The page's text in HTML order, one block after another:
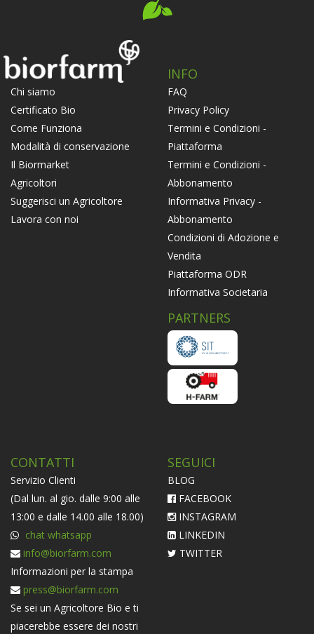
Chi siamo
Certificato Bio
Come Funziona
Modalità di conservazione
Il Biormarket
Agricoltori
Suggerisci un Agricoltore
Lavora con noi
INFO
FAQ
Privacy Policy
Termini e Condizioni -
Piattaforma
Termini e Condizioni -
Abbonamento
Informativa Privacy -
Abbonamento
Condizioni di Adozione e
Vendita
Piattaforma ODR
Informativa Societaria
PARTNERS
CONTATTI
Servizio Clienti
(Dal lun. al gio. dalle 9:00 alle
13:00 e dalle 14.00 alle 18.00)
chat whatsapp
info@biorfarm.com
Informazioni per la stampa
press@biorfarm.com
Se sei un Agricoltore Bio e ti
piacerebbe essere dei nostri
SEGUICI
BLOG
FACEBOOK
INSTAGRAM
LINKEDIN
TWITTER